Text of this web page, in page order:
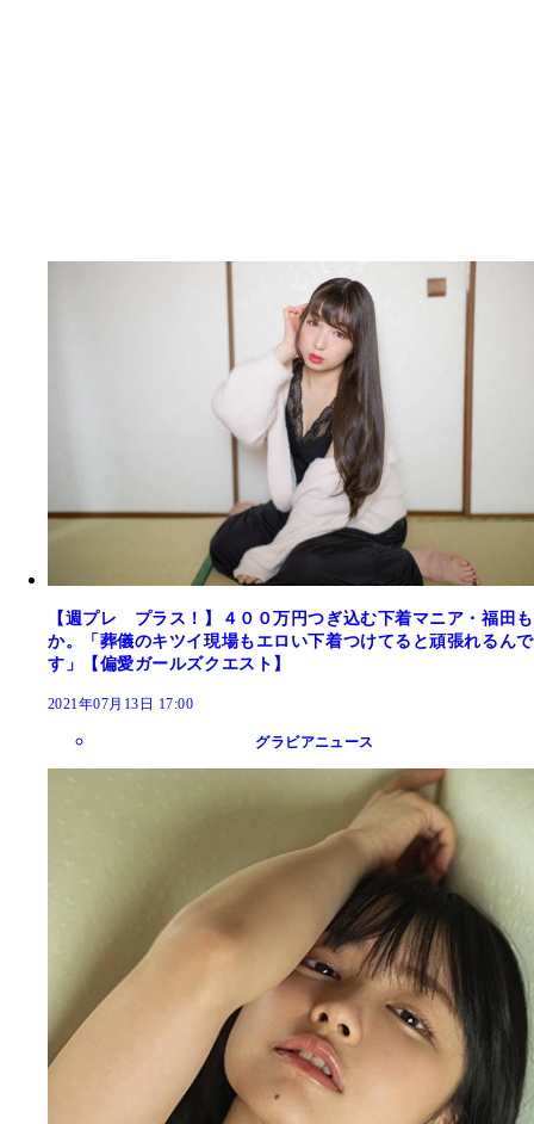
【週プレ プラス！】４００万円つぎ込む下着マニア・福田も
か。「葬儀のキツイ現場もエロい下着つけてると頑張れるんで
す」【偏愛ガールズクエスト】
2021年07月13日 17:00
グラビアニュース